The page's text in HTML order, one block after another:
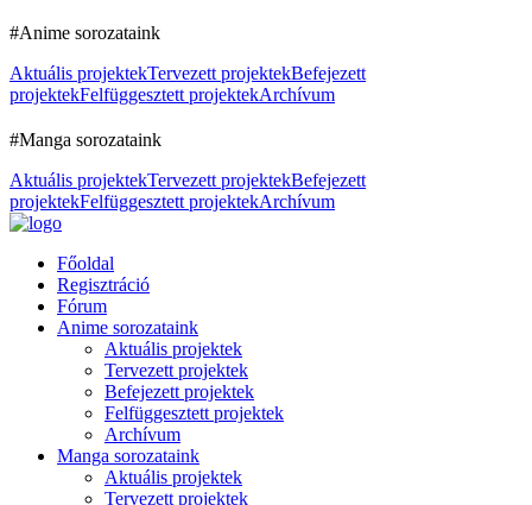
#Anime sorozataink
Aktuális projektekTervezett projektekBefejezett
projektekFelfüggesztett projektekArchívum
#Manga sorozataink
Aktuális projektekTervezett projektekBefejezett
projektekFelfüggesztett projektekArchívum
Főoldal
Regisztráció
Fórum
Anime sorozataink
Aktuális projektek
Tervezett projektek
Befejezett projektek
Felfüggesztett projektek
Archívum
Manga sorozataink
Aktuális projektek
Tervezett projektek